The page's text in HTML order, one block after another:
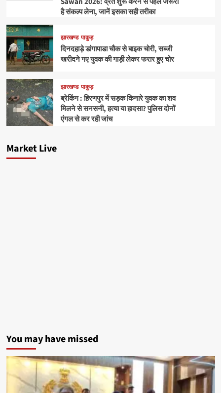
है संकल्प लेना, जानें इसका सही तरीका
झारखण्ड पाकुड़
दिनदहाड़े डांगापाडा चौक से बाइक चोरी, सब्जी
खरीदने गए युवक की गाड़ी लेकर फरार हुए चोर
झारखण्ड पाकुड़
ब्रेकिंग : हिरणपुर में सड़क किनारे युवक का शव
मिलने से सनसनी, हत्या या हादसा? पुलिस दोनों
एंगल से कर रही जांच
Market Live
You may have missed